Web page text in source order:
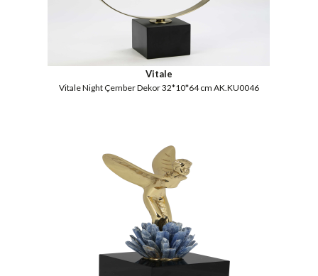
Vitale
Vitale Night Çember Dekor 32*10*64 cm AK.KU0046